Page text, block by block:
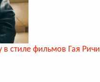
стиле фильмов Гая